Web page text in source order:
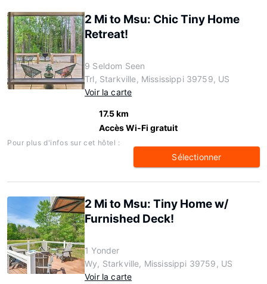
2 Mi to Msu: Chic Tiny Home
Retreat!
9 Seldom Seen
Trl, Starkville, Mississippi 39759, US
Voir la carte
17.5 km
Accès Wi-Fi gratuit
Pour plus d'infos sur cet hôtel :
Sélectionner
2 Mi to Msu: Tiny Home w/
Furnished Deck!
1 Yonder
Wy, Starkville, Mississippi 39759, US
Voir la carte